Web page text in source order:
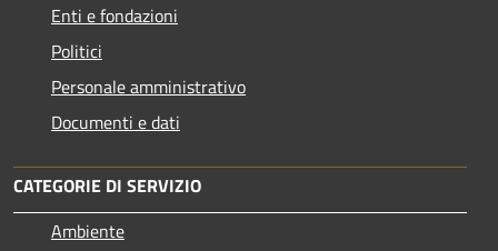
Enti e fondazioni
Politici
Personale amministrativo
Documenti e dati
CATEGORIE DI SERVIZIO
Ambiente